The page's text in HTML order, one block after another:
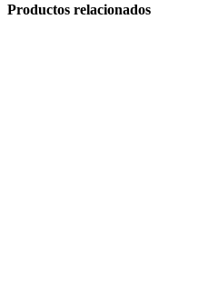
Productos relacionados